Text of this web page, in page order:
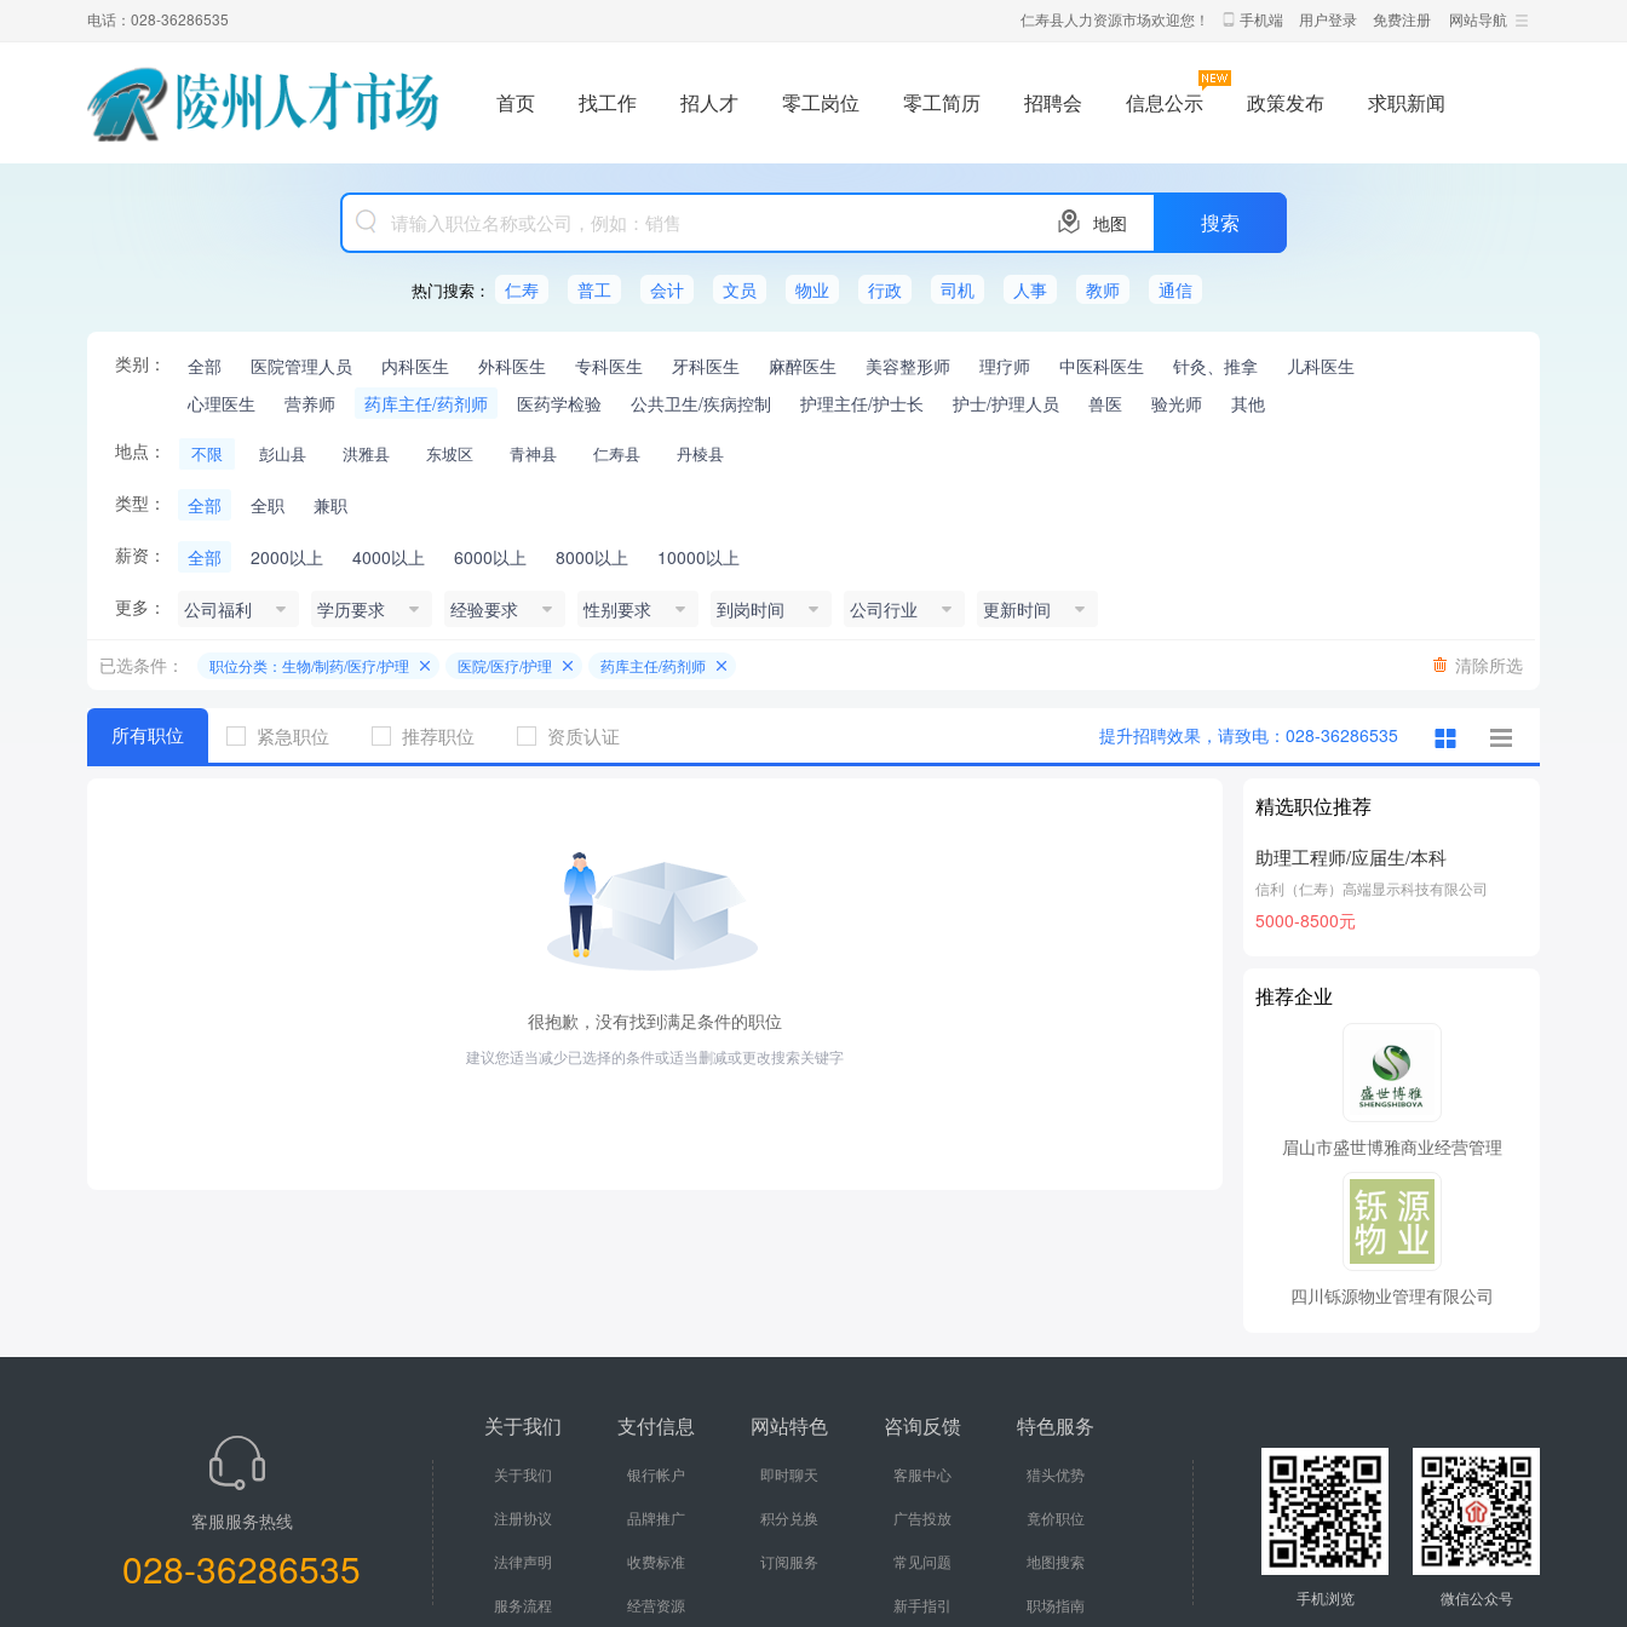
电话：028-36286535 网站导航
仁寿县人力资源市场欢迎您！ 手机端 用户登录 免费注册
首页 找工作 招人才 零工岗位 零工简历 招聘会 信息公示 政策发布 求职新闻
地图
热门搜索： 仁寿 普工 会计 文员 物业 行政 司机 人事 教师 通信
类别： 全部 医院管理人员 内科医生 外科医生 专科医生 牙科医生 麻醉医生 美容整形师 理疗师 中医科医生 针灸、推拿
儿科医生
心理医生
营养师 药库主任/药剂师 医药学检验 公共卫生/疾病控制 护理主任/护士长 护士/护理人员 兽医 验光师
其他
地点：
不限 彭山县 洪雅县 东坡区 青神县 仁寿县 丹棱县
类型： 全部 全职 兼职
薪资： 全部 2000以上 4000以上 6000以上 8000以上 10000以上
更多： 公司福利 学历要求 经验要求 性别要求 到岗时间 公司行业 更新时间
清除所选
已选条件： 职位分类：生物/制药/医疗/护理 医院/医疗/护理 药库主任/药剂师
所有职位 紧急职位 推荐职位 资质认证 提升招聘效果，请致电：028-36286535
很抱歉，没有找到满足条件的职位
建议您适当减少已选择的条件或适当删减或更改搜索关键字
精选职位推荐
助理工程师/应届生/本科
信利（仁寿）高端显示科技有限公司
5000-8500元
推荐企业
眉山市盛世博雅商业经营管理
四川铄源物业管理有限公司
客服服务热线
028-36286535
关于我们
关于我们
注册协议
法律声明
服务流程
支付信息
银行帐户
品牌推广
收费标准
经营资源
网站特色
即时聊天
积分兑换
订阅服务
咨询反馈
客服中心
广告投放
常见问题
新手指引
特色服务
猎头优势
竟价职位
地图搜索
职场指南 微信公众号
手机浏览